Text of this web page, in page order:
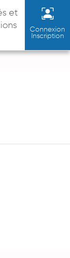
et
Connexion
Inscription